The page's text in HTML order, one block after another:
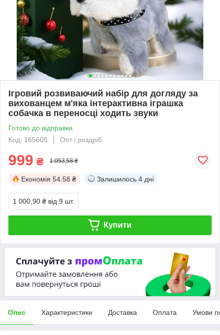
Ігровий розвиваючий набір для догляду за
вихованцем м'яка інтерактивна іграшка
собачка в переносці ходить звуки
Готово до відправки
Код: 165605
Опт і роздріб
999 ₴ 1 053,58 ₴
Економія 54.58 ₴ Залишилось 4 дні
1 000,90 ₴ від 9 шт.
Купити
Опис Характеристики Доставка Оплата Умови